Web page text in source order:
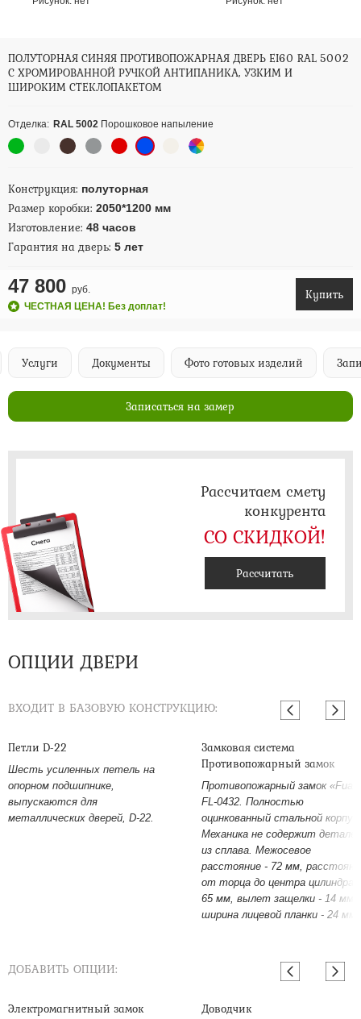
ПОЛУТОРНАЯ СИНЯЯ ПРОТИВОПОЖАРНАЯ ДВЕРЬ EI60 RAL 5002
С ХРОМИРОВАННОЙ РУЧКОЙ АНТИПАНИКА, УЗКИМ И
ШИРОКИМ СТЕКЛОПАКЕТОМ
Отделка: RAL 5002 Порошковое напыление
Конструкция: полуторная
Размер коробки: 2050*1200 мм
Изготовление: 48 часов
Гарантия на дверь: 5 лет
47 800 руб.
ЧЕСТНАЯ ЦЕНА! Без доплат!
Купить
Услуги Документы Фото готовых изделий
Записаться на замер
Рассчитаем смету
конкурента
СО СКИДКОЙ!
Рассчитать
ОПЦИИ ДВЕРИ
ВХОДИТ В БАЗОВУЮ КОНСТРУКЦИЮ:
Петли D-22
Шесть усиленных петель на
опорном подшипнике,
выпускаются для
металлических дверей, D-22.
Замковая система
Противопожарный замок
Противопожарный замок
FL-0432. Полностью
оцинкованный стальной корпус.
Механика не содержит деталей
из сплава. Межосевое
расстояние - 72 мм,
от торца до центра цилиндра -
65 мм, вылет защелки - 14 мм,
ширина лицевой планки - 24 мм.
ДОБАВИТЬ ОПЦИИ:
Электромагнитный замок Доводчик